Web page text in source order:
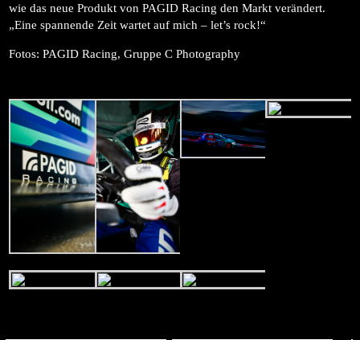
wie das neue Produkt von PAGID Racing den Markt verändert.
„Eine spannende Zeit wartet auf mich – let’s rock!“
Fotos: PAGID Racing, Gruppe C Photography